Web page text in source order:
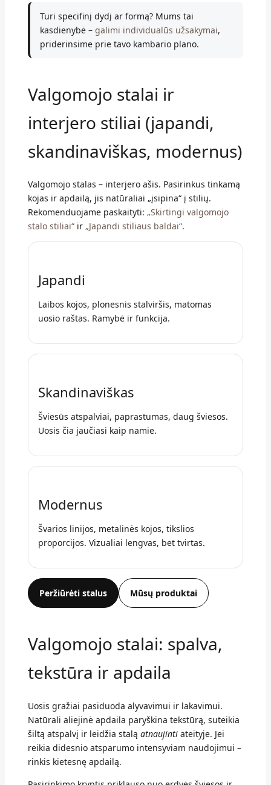
Turi specifinį dydį ar formą? Mums tai
kasdienybė – galimi individualūs užsakymai,
priderinsime prie tavo kambario plano.
Valgomojo stalai ir
interjero stiliai (japandi,
skandinaviškas, modernus)
Valgomojo stalas – interjero ašis. Pasirinkus tinkamą
kojas ir apdailą, jis natūraliai „įsipina“ į stilių.
Rekomenduojame paskaityti: „Skirtingi valgomojo
stalo stiliai“ir „Japandi stiliaus baldai“.
Japandi
Laibos kojos, plonesnis stalviršis, matomas
uosio raštas. Ramybė ir funkcija.
Skandinaviškas
Šviesūs atspalviai, paprastumas, daug šviesos.
Uosis čia jaučiasi kaip namie.
Modernus
Švarios linijos, metalinės kojos, tikslios
proporcijos. Vizualiai lengvas, bet tvirtas.
Peržiūrėti stalus Mūsų produktai
Valgomojo stalai: spalva,
tekstūra ir apdaila
Uosis gražiai pasiduoda alyvavimui ir lakavimui.
Natūrali aliejinė apdaila paryškina tekstūrą, suteikia
šiltą atspalvį ir leidžia stalą atnaujintiateityje. Jei
reikia didesnio atsparumo intensyviam naudojimui –
rinkis kietesnę apdailą.